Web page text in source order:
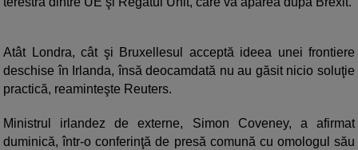
Atât Londra, cât şi Bruxellesul acceptă ideea unei frontiere
deschise în Irlanda, însă deocamdată nu au găsit nicio soluţie
practică, reaminteşte Reuters.
Ministrul irlandez de externe, Simon Coveney, a afirmat
duminică, într-o conferinţă de presă comună cu omologul său